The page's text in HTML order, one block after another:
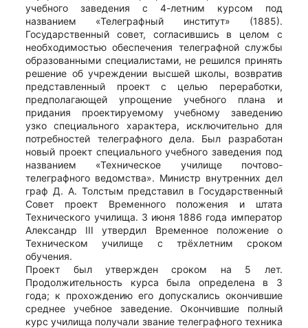
учебного заведения с 4-летним курсом под
названием «Телеграфный институт» (1885).
Государственный совет, согласившись в целом с
необходимостью обеспечения телеграфной службы
образованными специалистами, не решился принять
решение об учреждении высшей школы, возвратив
представленный проект с целью переработки,
предполагающей упрощение учебного плана и
придания проектируемому учебному заведению
узко специального характера, исключительно для
потребностей телеграфного дела. Был разработан
новый проект специального учебного заведения под
названием «Техническое училище почтово-
телеграфного ведомства». Министр внутренних дел
граф Д. А. Толстым представил в Государственный
Совет проект Временного положения и штата
Технического училища. 3 июня 1886 года император
Александр III утвердил Временное положение о
Техническом училище с трёхлетним сроком
обучения.
Проект был утвержден сроком на 5 лет.
Продолжительность курса была определена в 3
года; к прохождению его допускались окончившие
среднее учебное заведение. Окончившие полный
курс училища получали звание телеграфного техника